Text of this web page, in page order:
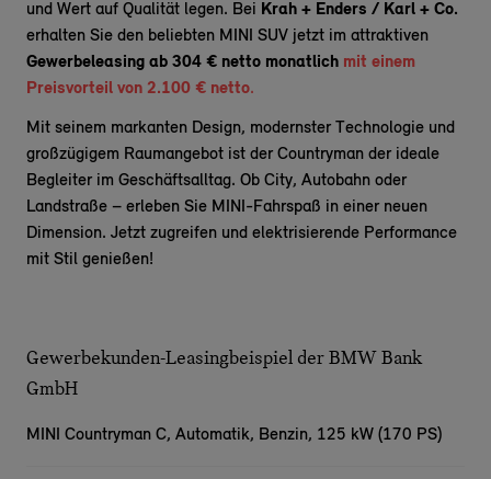
und Wert auf Qualität legen. Bei Krah + Enders / Karl + Co.
erhalten Sie den beliebten MINI SUV jetzt im attraktiven
Gewerbeleasing ab 304 € netto monatlich mit einem
Preisvorteil von 2.100 € netto.
Mit seinem markanten Design, modernster Technologie und
großzügigem Raumangebot ist der Countryman der ideale
Begleiter im Geschäftsalltag. Ob City, Autobahn oder
Landstraße – erleben Sie MINI-Fahrspaß in einer neuen
Dimension. Jetzt zugreifen und elektrisierende Performance
mit Stil genießen!
Gewerbekunden-Leasingbeispiel der BMW Bank
GmbH
MINI Countryman C, Automatik, Benzin, 125 kW (170 PS)